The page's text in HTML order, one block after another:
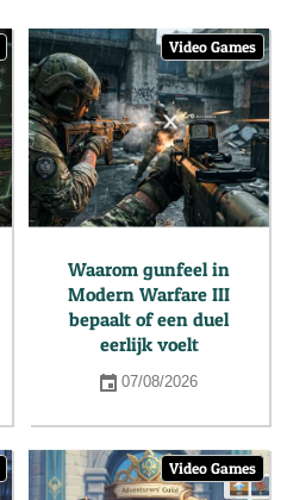
Video Games
Waarom gunfeel in
Modern Warfare III
bepaalt of een duel
eerlijk voelt
07/08/2026
Video Games